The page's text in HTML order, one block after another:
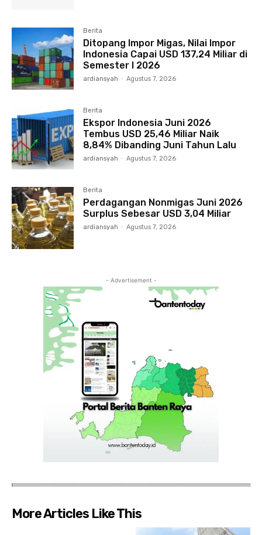
Berita
Ditopang Impor Migas, Nilai Impor
Indonesia Capai USD 137,24 Miliar di
Semester I 2026
ardiansyah - Agustus 7, 2026
Berita
Ekspor Indonesia Juni 2026
Tembus USD 25,46 Miliar Naik
8,84% Dibanding Juni Tahun Lalu
ardiansyah - Agustus 7, 2026
Berita
Perdagangan Nonmigas Juni 2026
Surplus Sebesar USD 3,04 Miliar
ardiansyah - Agustus 7, 2026
- Advertisement -
More Articles Like This